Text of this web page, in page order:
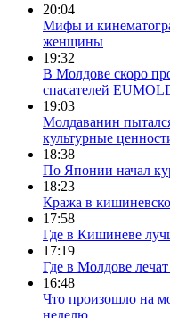
20:04
Мифы и
женщины
19:32
В Молдове скоро
спасателей
19:03
Молдаванин
культурные
18:38
По Японии начал
18:23
Кража в
17:58
Где в Кишиневе
17:19
Где в Молдове
16:48
Что произошло на
неделю